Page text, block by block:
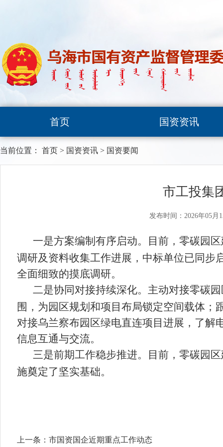
首页 国资资讯
当前位置： 首页 > 国资资讯 > 国资要闻
市工投集
发布时间：2026年05月
一是方案编制有序启动。目前，零碳园
调研及资料收集工作进展，中标单位已同步
全面细致的摸底调研。
二是协同对接持续深化。主动对接零碳
围，为园区规划和项目布局锁定空间载体
对接乌兰察布园区绿电直连项目进展，了解
信息互通与交流。
三是前期工作稳步推进。目前，零碳园
施奠定了坚实基础。
上一条： 市国资国企近期重点工作动态